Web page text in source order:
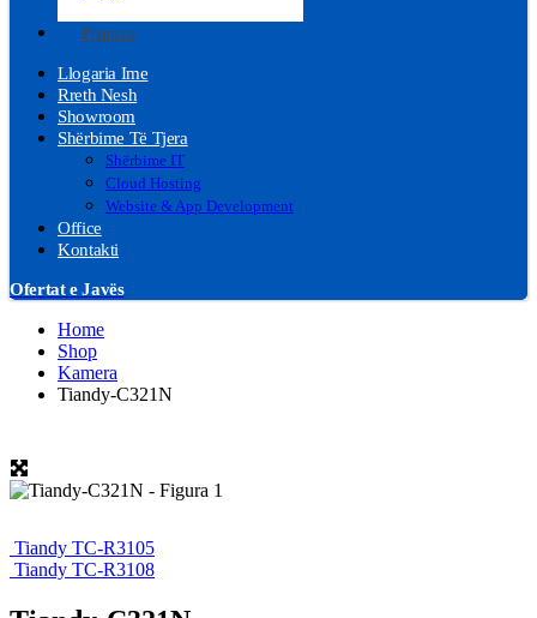
Printera
Llogaria Ime
Rreth Nesh
Showroom
Shërbime Të Tjera
Shërbime IT
Cloud Hosting
Website & App Development
Office
Kontakti
Ofertat e Javës
Home
Shop
Kamera
Tiandy-C321N
Tiandy TC-R3105
Tiandy TC-R3108